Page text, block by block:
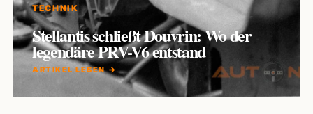
TECHNIK
Stellantis schließt Douvrin: Wo der
legendäre PRV-V6 entstand
ARTIKEL LESEN →